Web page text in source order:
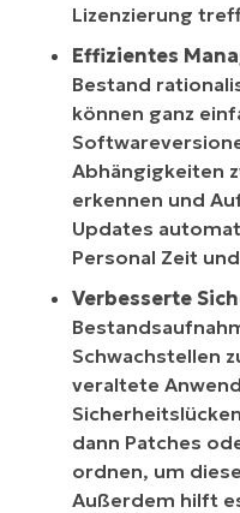
Lizenzierung
Effizientes
Bestand
können ganz
Abhängigkeiten
erkennen und
Updates
Personal Zeit
Verbesserte
Schwachstellen
veraltete
dann Patches
ordnen, um
Außerdem hilft